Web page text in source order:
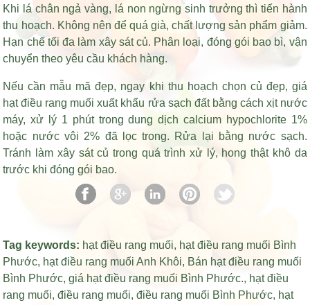
Khi lá chân ngả vàng, lá non ngừng sinh trưởng thì tiến hành
thu hoạch. Không nên để quá già, chất lượng sản phẩm giảm.
Hạn chế tối đa làm xây sát củ. Phân loại, đóng gói bao bì, vận
chuyển theo yêu cầu khách hàng.
Nếu cần mẫu mã đẹp, ngay khi thu hoạch chọn củ đẹp, giá
hạt điều rang muối xuất khẩu rửa sạch đất bằng cách xịt nước
máy, xử lý 1 phút trong dung dịch calcium hypochlorite 1%
hoặc nước vôi 2% đã lọc trong. Rửa lại bằng nước sạch.
Tránh làm xây sát củ trong quá trình xử lý, hong thật khô da
trước khi đóng gói bao.
Tag keywords: hạt điều rang muối, hạt điều rang muối Bình
Phước, hạt điều rang muối Anh Khôi, Bán hạt điều rang muối
Bình Phước,giá hạt điều rang muối Bình Phước., hạt điều
rang muối,điều rang muối,điều rang muối Bình Phước, hạt